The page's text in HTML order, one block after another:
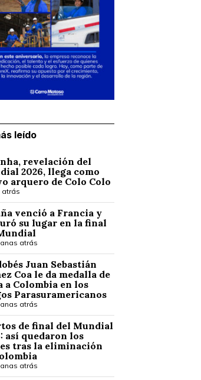
leído
revelación del
2026, llega como
arquero de Colo Colo
atrás
venció a Francia y
su lugar en la final
atrás
Juan Sebastián
Coa le da medalla de
a Colombia en los
Parasuramericanos
atrás
de final del Mundial
así quedaron los
tras la eliminación
atrás